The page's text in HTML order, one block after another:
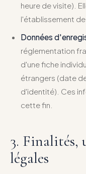
heure de visite).
l'établissement
Données
réglementation
d'une fiche
étrangers (date
d'identité). Ces
cette fin.
3. Finalités,
légales